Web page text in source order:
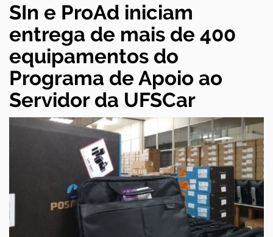
SIn e ProAd iniciam
entrega de mais de 400
equipamentos do
Programa de Apoio ao
Servidor da UFSCar